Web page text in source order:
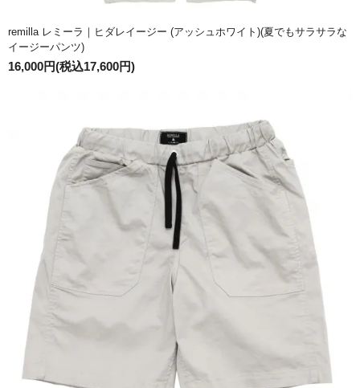
remilla レミーラ｜ヒダレイージー (アッシュホワイト)(夏でもサラサラな
イージーパンツ)
16,000円(税込17,600円)